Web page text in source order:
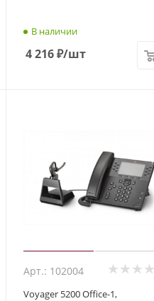
В наличии
4 216₽/шт
Арт.: 102004
Voyager 5200 Office-1,